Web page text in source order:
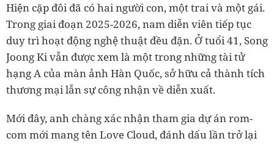
Hiện cặp đôi đã có hai người con, một trai và một gái.
Trong giai đoạn 2025-2026, nam diễn viên tiếp tục
duy trì hoạt động nghệ thuật đều đặn. Ở tuổi 41, Song
Joong Ki vẫn được xem là một trong những tài tử
hạng A của màn ảnh Hàn Quốc, sở hữu cả thành tích
thương mại lẫn sự công nhận về diễn xuất.
Mới đây, anh chàng xác nhận tham gia dự án rom-
com mới mang tên Love Cloud, đánh dấu lần trở lại